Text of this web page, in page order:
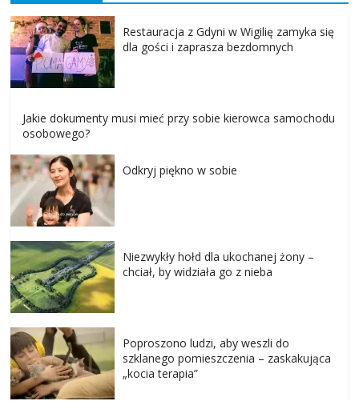
Restauracja z Gdyni w Wigilię zamyka się
dla gości i zaprasza bezdomnych
Jakie dokumenty musi mieć przy sobie kierowca samochodu
osobowego?
Odkryj piękno w sobie
Niezwykły hołd dla ukochanej żony –
chciał, by widziała go z nieba
Poproszono ludzi, aby weszli do
szklanego pomieszczenia – zaskakująca
„kocia terapia”